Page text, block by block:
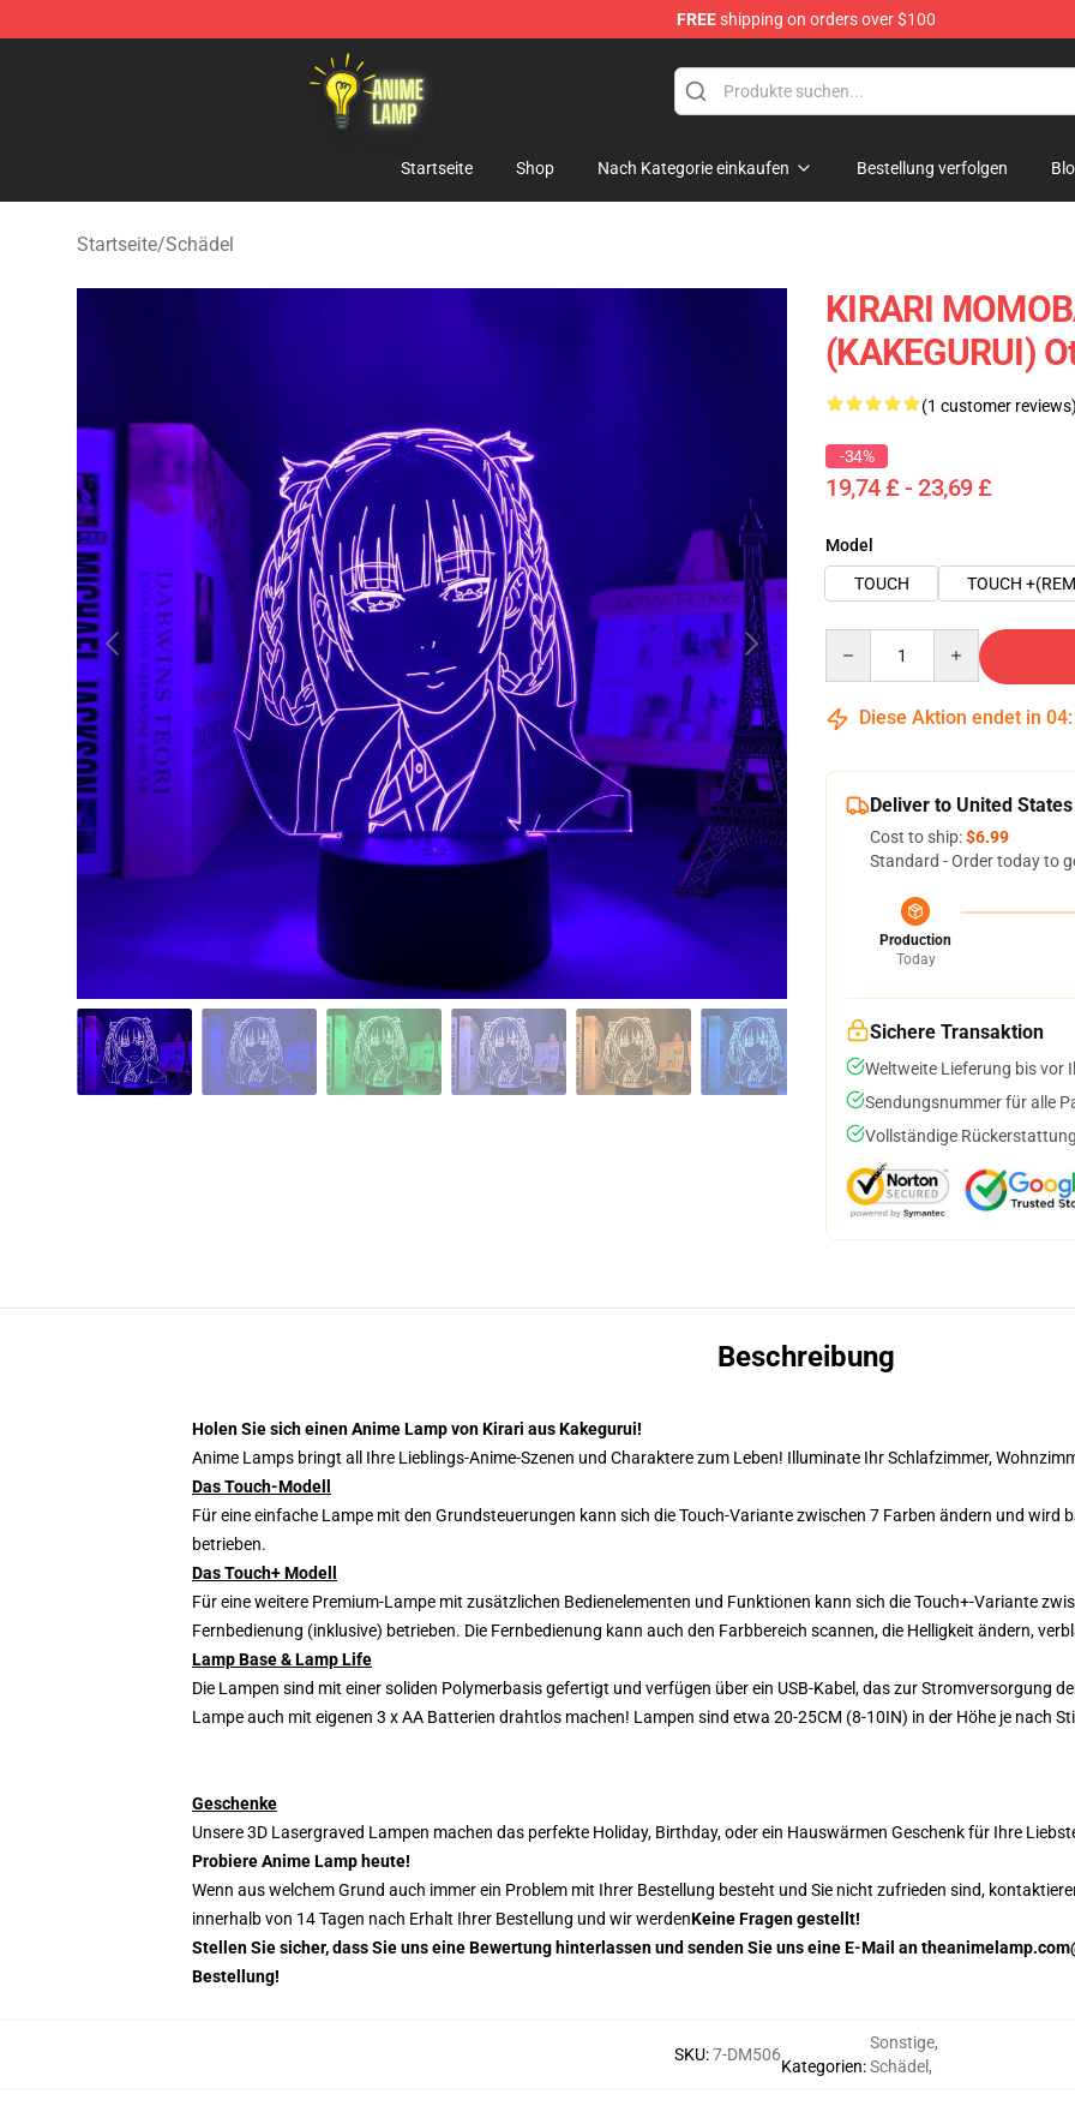
FREEshipping on orders over $100
Anime Lamp Shop - The Best Store of Anime Lamp
Startseite Shop Nach Kategorie einkaufen Bestellung verfolgen
Startseite/Schädel
KIRARI
(KAKEGURUI)
(1 customer reviews)
-34%
19,74 £ - 23,69 £
Model
TOUCH
TOUCH
Diese Aktion endet in 04:
Deliver to United States
Cost to ship:$6.99
Standard - Order today to
Production
Today
Sichere Transaktion
Weltweite Lieferung bis vor
Sendungsnummer für alle
Vollständige
Beschreibung
Holen Sie sich einen Anime Lamp von Kirari aus Kakegurui!
Anime Lamps bringt all Ihre Lieblings-Anime-Szenen und Charaktere zum Leben! Illuminate Ihr Schlafzimmer,
Das Touch-Modell
Für eine einfache Lampe mit den Grundsteuerungen kann sich die Touch-Variante zwischen 7 Farben ändern und wird
betrieben.
Das Touch+ Modell
Für eine weitere Premium-Lampe mit zusätzlichen Bedienelementen und Funktionen kann sich die Touch+-Variante
Fernbedienung (inklusive) betrieben. Die Fernbedienung kann auch den Farbbereich scannen, die Helligkeit ändern,
Lamp Base & Lamp Life
Die Lampen sind mit einer soliden Polymerbasis gefertigt und verfügen über ein USB-Kabel, das zur Stromversorgung
Lampe auch mit eigenen 3 x AA Batterien drahtlos machen! Lampen sind etwa 20-25CM (8-10IN) in der Höhe je nach
Geschenke
Unsere 3D Lasergraved Lampen machen das perfekte Holiday, Birthday, oder ein Hauswärmen Geschenk für Ihre
Probiere Anime Lamp heute!
Wenn aus welchem Grund auch immer ein Problem mit Ihrer Bestellung besteht und Sie nicht zufrieden sind,
innerhalb von 14 Tagen nach Erhalt Ihrer Bestellung und wir werdenKeine Fragen gestellt!
Stellen Sie sicher, dass Sie uns eine Bewertung hinterlassen und senden Sie uns eine E-Mail an
Bestellung!
SKU:7-DM506
Kategorien:
Sonstige,
Schädel ,